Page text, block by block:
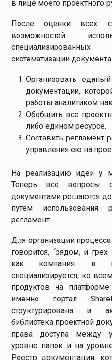
в лице моего проектного
После оценки всех
возможностей
систематизации
Организовать
документации,
работы аналитиком
Обобщить все
либо едином ресурсе.
Составить регламент
управления ею на
На реализацию идеи у
Теперь все вопросы
документами решаются
путём
регламент.
Для организации процесса
говорится, “рядом, и грех
как компания, в
специализируется, ко
продуктов на
именно портал
структурирована и
библиотека проектной
права доступа между
уровне папок и на
Реестр документации,